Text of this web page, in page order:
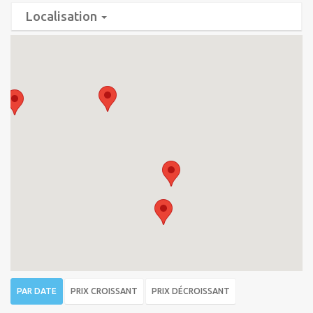
Localisation
PAR DATE PRIX CROISSANT PRIX DÉCROISSANT